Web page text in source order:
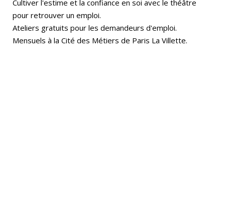
Cultiver l'estime et la confiance en soi avec le théâtre
pour retrouver un emploi.
Ateliers gratuits pour les demandeurs d'emploi.
Mensuels à la Cité des Métiers de Paris La Villette.